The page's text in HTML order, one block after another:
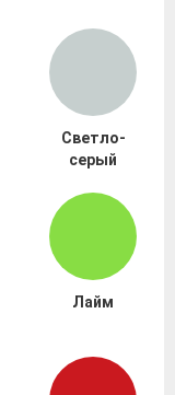
Светло-
серый
Лайм